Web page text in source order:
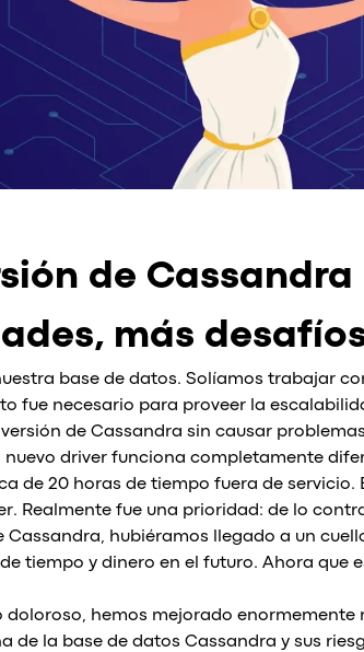
de Cassandra
más
base de datos. Solíamos trabajar
fue necesario para proveer la
versión de Cassandra sin causar
nuevo driver funciona completamente
de 20 horas de tiempo fuera de
Realmente fue una prioridad: de lo
Cassandra, hubiéramos llegado a un
tiempo y dinero en el futuro. Ahora que
doloroso, hemos mejorado enormemente
de la base de datos Cassandra y sus